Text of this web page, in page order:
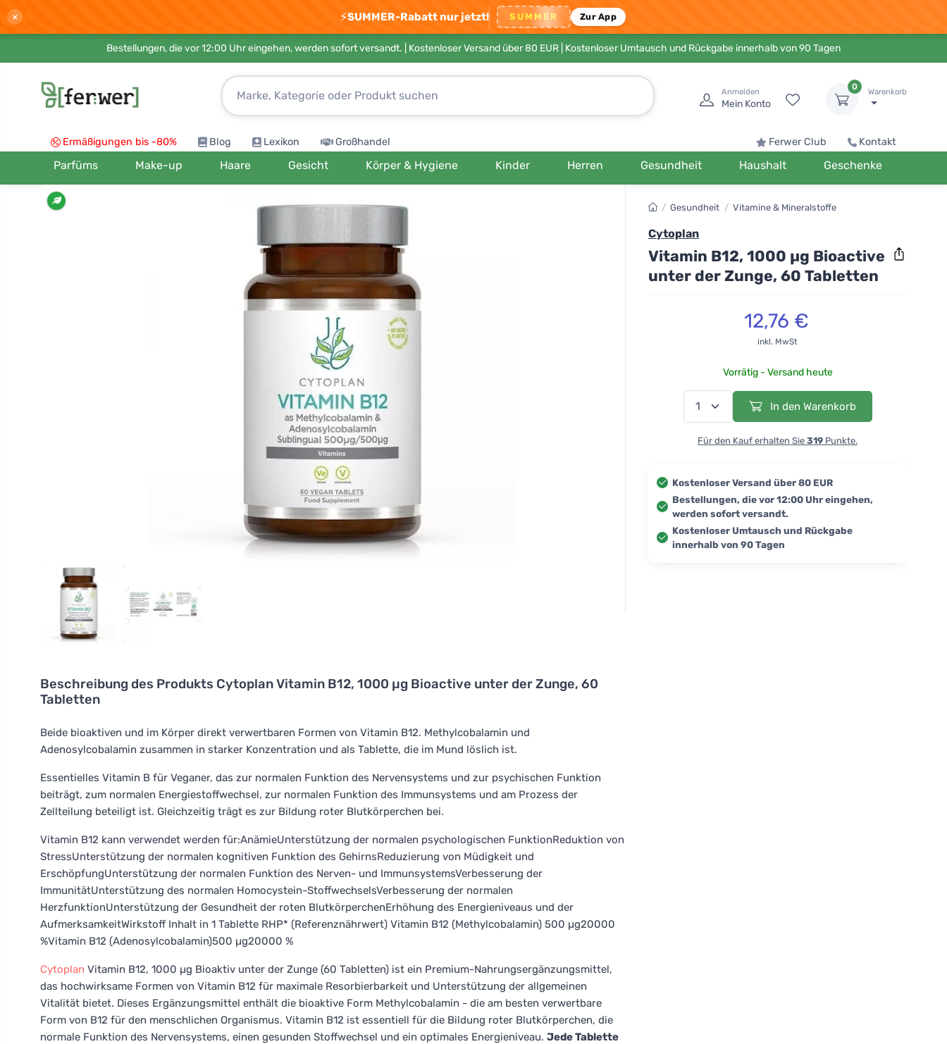
× ⚡SUMMER-Rabatt nur jetzt! SUMMER Zur App
Bestellungen, die vor 12:00 Uhr eingehen, werden sofort versandt. | Kostenloser Versand über 80 EUR | Kostenloser Umtausch und Rückgabe innerhalb von 90 Tagen
Anmelden
Mein Konto
0
Warenkorb
Ermäßigungen bis -80% Blog Lexikon Großhandel Ferwer Club Kontakt
Parfüms Make-up Haare Gesicht Körper & Hygiene Kinder Herren Gesundheit Haushalt Geschenke
Beschreibung des Produkts Cytoplan Vitamin B12, 1000 µg Bioactive unter der Zunge, 60
Tabletten
Beide bioaktiven und im Körper direkt verwertbaren Formen von Vitamin B12. Methylcobalamin und
Adenosylcobalamin zusammen in starker Konzentration und als Tablette, die im Mund löslich ist.
Essentielles Vitamin B für Veganer, das zur normalen Funktion des Nervensystems und zur psychischen Funktion
beiträgt, zum normalen Energiestoffwechsel, zur normalen Funktion des Immunsystems und am Prozess der
Zellteilung beteiligt ist. Gleichzeitig trägt es zur Bildung roter Blutkörperchen bei.
Vitamin B12 kann verwendet werden für:AnämieUnterstützung der normalen psychologischen FunktionReduktion von
StressUnterstützung der normalen kognitiven Funktion des GehirnsReduzierung von Müdigkeit und
ErschöpfungUnterstützung der normalen Funktion des Nerven- und ImmunsystemsVerbesserung der
ImmunitätUnterstützung des normalen Homocystein-StoffwechselsVerbesserung der normalen
HerzfunktionUnterstützung der Gesundheit der roten BlutkörperchenErhöhung des Energieniveaus und der
AufmerksamkeitWirkstoff Inhalt in 1 Tablette RHP* (Referenznährwert) Vitamin B12 (Methylcobalamin) 500 µg20000
%Vitamin B12 (Adenosylcobalamin)500 µg20000 %
Cytoplan Vitamin B12, 1000 µg Bioaktiv unter der Zunge (60 Tabletten) ist ein Premium-Nahrungsergänzungsmittel,
das hochwirksame Formen von Vitamin B12 für maximale Resorbierbarkeit und Unterstützung der allgemeinen
Vitalität bietet. Dieses Ergänzungsmittel enthält die bioaktive Form Methylcobalamin - die am besten verwertbare
Form von B12 für den menschlichen Organismus. Vitamin B12 ist essentiell für die Bildung roter Blutkörperchen, die
normale Funktion des Nervensystems, einen gesunden Stoffwechsel und ein optimales Energieniveau. Jede Tablette
/ Gesundheit / Vitamine & Mineralstoffe
Cytoplan
Vitamin B12, 1000 µg Bioactive
unter der Zunge, 60 Tabletten
12,76 €
inkl. MwSt
Vorrätig - Versand heute
In den Warenkorb
Für den Kauf erhalten Sie 319 Punkte.
Kostenloser Versand über 80 EUR
Bestellungen, die vor 12:00 Uhr eingehen,
werden sofort versandt.
Kostenloser Umtausch und Rückgabe
innerhalb von 90 Tagen